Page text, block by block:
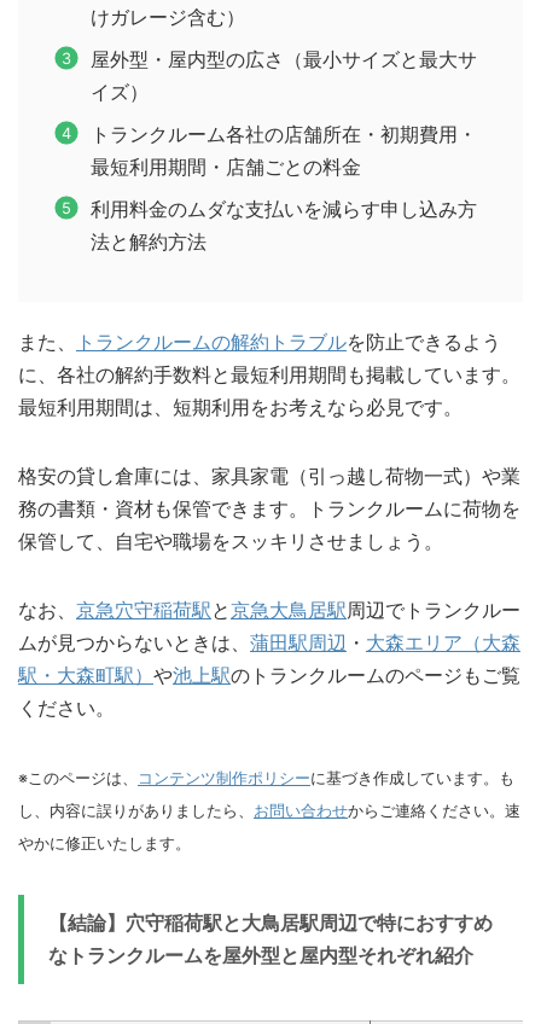
けガレージ含む）
屋外型・屋内型の広さ（最小サイズと最大サ
イズ）
トランクルーム各社の店舗所在・初期費用・
最短利用期間・店舗ごとの料金
利用料金のムダな支払いを減らす申し込み方
法と解約方法
また、 トランクルームの解約トラブルを防止できるよう
に、各社の解約手数料と最短利用期間も掲載しています。
最短利用期間は、短期利用をお考えなら必見です。
格安の貸し倉庫には、家具家電（引っ越し荷物一式）や業
務の書類・資材も保管できます。トランクルームに荷物を
保管して、自宅や職場をスッキリさせましょう。
なお、 京急穴守稲荷駅と京急大鳥居駅周辺でトランクルー
ムが見つからないときは、 蒲田駅周辺 ・ 大森エリア（大森
駅・大森町駅） や池上駅のトランクルームのページもご覧
ください。
※このページは、 コンテンツ制作ポリシーに基づき作成しています。も
し、内容に誤りがありましたら、 お問い合わせからご連絡ください。速
やかに修正いたします。
【結論】穴守稲荷駅と大鳥居駅周辺で特におすすめ
なトランクルームを屋外型と屋内型それぞれ紹介